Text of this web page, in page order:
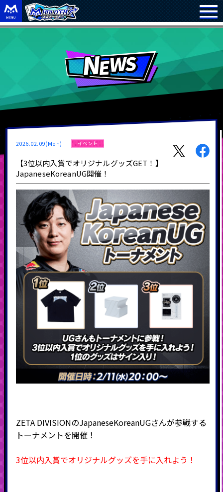
2026.02.09(Mon) イベント
【3位以内入賞でオリジナルグッズGET！】
JapaneseKoreanUG開催！
ZETA DIVISIONのJapaneseKoreanUGさんが参戦する
トーナメントを開催！
3位以内入賞でオリジナルグッズを手に入れよう！